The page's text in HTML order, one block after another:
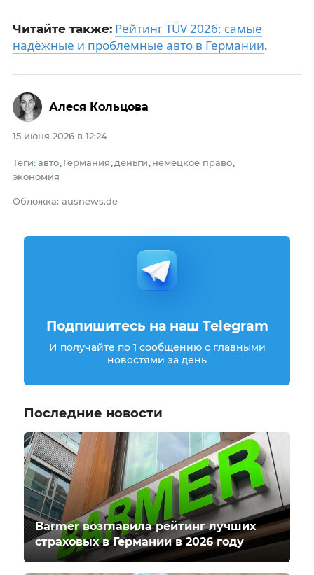
Читайте также: Рейтинг TÜV 2026: самые
надёжные и проблемные авто в Германии.
15 июня 2026 в 12:24
Теги: авто, Германия, деньги, немецкое право,
экономия
Обложка: ausnews.de
Алеся Кольцова
Подпишитесь на наш Telegram
И получайте по 1 сообщению с главными
новостями за день
Последние новости
Barmer возглавила рейтинг лучших
страховых в Германии в 2026 году